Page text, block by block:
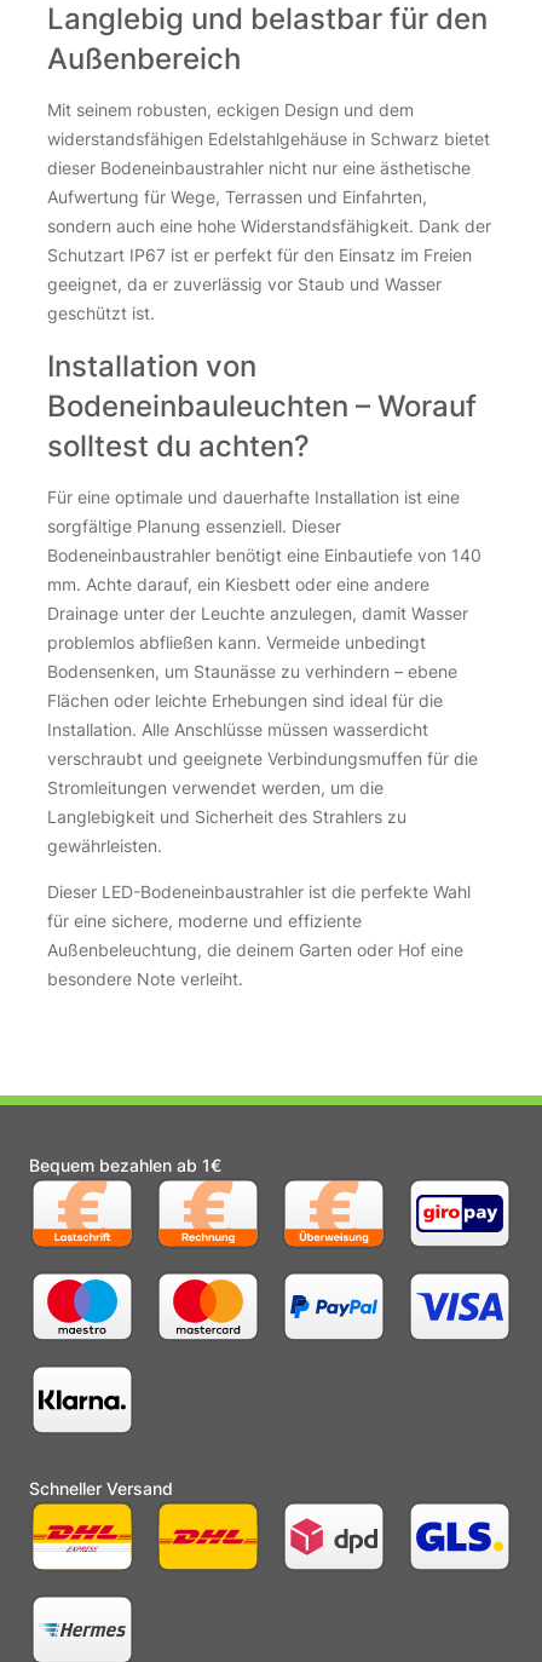
Langlebig und belastbar für den
Außenbereich
Mit seinem robusten, eckigen Design und dem
widerstandsfähigen Edelstahlgehäuse in Schwarz bietet
dieser Bodeneinbaustrahler nicht nur eine ästhetische
Aufwertung für Wege, Terrassen und Einfahrten,
sondern auch eine hohe Widerstandsfähigkeit. Dank der
Schutzart IP67 ist er perfekt für den Einsatz im Freien
geeignet, da er zuverlässig vor Staub und Wasser
geschützt ist.
Installation von
Bodeneinbauleuchten – Worauf
solltest du achten?
Für eine optimale und dauerhafte Installation ist eine
sorgfältige Planung essenziell. Dieser
Bodeneinbaustrahler benötigt eine Einbautiefe von 140
mm. Achte darauf, ein Kiesbett oder eine andere
Drainage unter der Leuchte anzulegen, damit Wasser
problemlos abfließen kann. Vermeide unbedingt
Bodensenken, um Staunässe zu verhindern – ebene
Flächen oder leichte Erhebungen sind ideal für die
Installation. Alle Anschlüsse müssen wasserdicht
verschraubt und geeignete Verbindungsmuffen für die
Stromleitungen verwendet werden, um die
Langlebigkeit und Sicherheit des Strahlers zu
gewährleisten.
Dieser LED-Bodeneinbaustrahler ist die perfekte Wahl
für eine sichere, moderne und effiziente
Außenbeleuchtung, die deinem Garten oder Hof eine
besondere Note verleiht.
Bequem bezahlen ab 1€
Schneller Versand